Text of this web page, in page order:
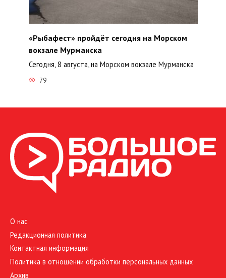
«Рыбафест» пройдёт сегодня на Морском
вокзале Мурманска
Сегодня, 8 августа, на Морском вокзале Мурманска
79
О нас
Редакционная политика
Контактная информация
Политика в отношении обработки персональных данных
Архив